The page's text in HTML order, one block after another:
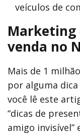
veículos de
Marketing
venda no
Mais de 1
por alguma
você lê este
“dicas de
amigo invisível”